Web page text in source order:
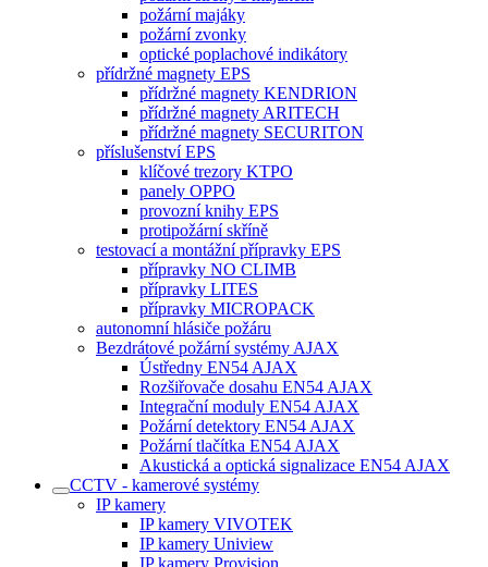
požární majáky
požární zvonky
optické poplachové indikátory
přídržné magnety EPS
přídržné magnety KENDRION
přídržné magnety ARITECH
přídržné magnety SECURITON
příslušenství EPS
klíčové trezory KTPO
panely OPPO
provozní knihy EPS
protipožární skříně
testovací a montážní přípravky EPS
přípravky NO CLIMB
přípravky LITES
přípravky MICROPACK
autonomní hlásiče požáru
Bezdrátové požární systémy AJAX
Ústředny EN54 AJAX
Rozšiřovače dosahu EN54 AJAX
Integrační moduly EN54 AJAX
Požární detektory EN54 AJAX
Požární tlačítka EN54 AJAX
Akustická a optická signalizace EN54 AJAX
CCTV - kamerové systémy
IP kamery
IP kamery VIVOTEK
IP kamery Uniview
IP kamery Provision